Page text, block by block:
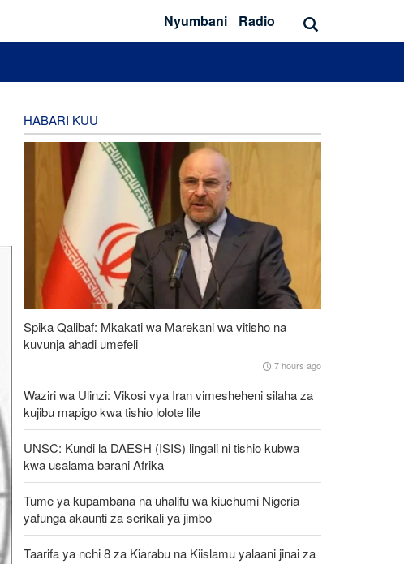
Nyumbani Radio
HABARI KUU
Spika Qalibaf: Mkakati wa Marekani wa vitisho na
kuvunja ahadi umefeli
7 hours ago
Waziri wa Ulinzi: Vikosi vya Iran vimesheheni silaha za
kujibu mapigo kwa tishio lolote lile
UNSC: Kundi la DAESH (ISIS) lingali ni tishio kubwa
kwa usalama barani Afrika
Tume ya kupambana na uhalifu wa kiuchumi Nigeria
yafunga akaunti za serikali ya jimbo
Taarifa ya nchi 8 za Kiarabu na Kiislamu yalaani jinai za